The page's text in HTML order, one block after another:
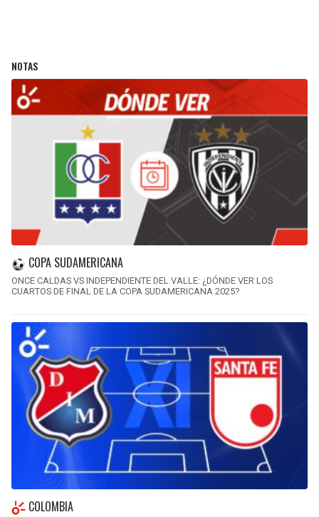
NOTAS
COPA SUDAMERICANA
ONCE CALDAS VS INDEPENDIENTE DEL VALLE: ¿DÓNDE VER LOS
CUARTOS DE FINAL DE LA COPA SUDAMERICANA 2025?
COLOMBIA